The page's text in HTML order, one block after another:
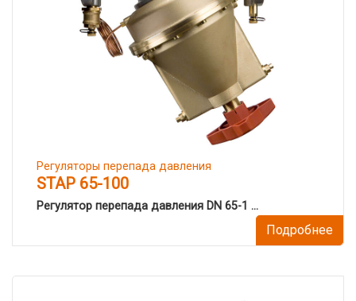
Регуляторы перепада давления
STAP 65-100
Регулятор перепада давления DN 65-1 ...
Подробнее